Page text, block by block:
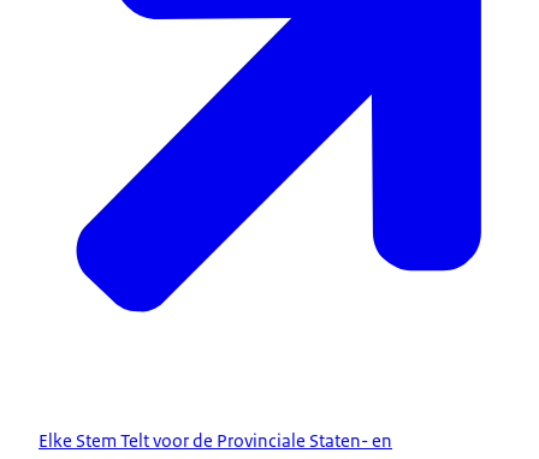
Elke Stem Telt voor de Provinciale Staten- en